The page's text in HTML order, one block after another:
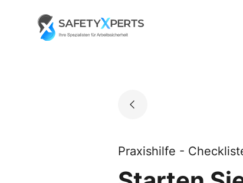
Go to landing page.
Praxishilfe -